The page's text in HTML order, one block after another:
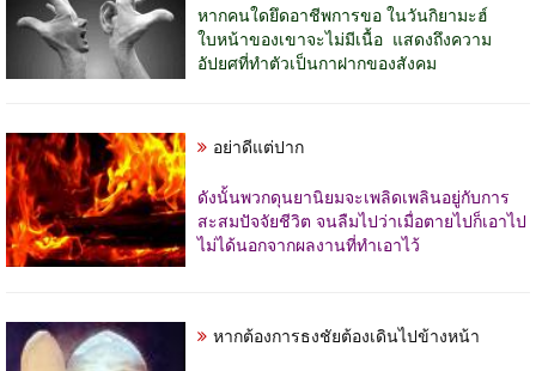
หากคนใดยึดอาชีพการขอ ในวันกิยามะฮ์
ใบหน้าของเขาจะไม่มีเนื้อ แสดงถึงความ
อัปยศที่ทำตัวเป็นกาฝากของสังคม
อย่าดีแต่ปาก
ดังนั้นพวกดุนยานิยมจะเพลิดเพลินอยู่กับการ
สะสมปัจจัยชีวิต จนลืมไปว่าเมื่อตายไปก็เอาไป
ไม่ได้นอกจากผลงานที่ทำเอาไว้
หากต้องการธงชัยต้องเดินไปข้างหน้า